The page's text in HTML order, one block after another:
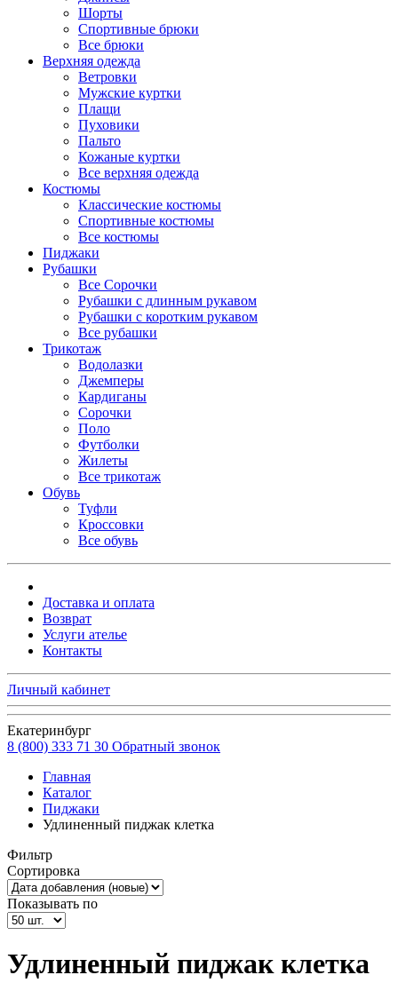
Шорты
Спортивные брюки
Все брюки
Верхняя одежда
Ветровки
Мужские куртки
Плащи
Пуховики
Пальто
Кожаные куртки
Все верхняя одежда
Костюмы
Классические костюмы
Спортивные костюмы
Все костюмы
Пиджаки
Рубашки
Все Сорочки
Рубашки с длинным рукавом
Рубашки с коротким рукавом
Все рубашки
Трикотаж
Водолазки
Джемперы
Кардиганы
Сорочки
Поло
Футболки
Жилеты
Все трикотаж
Обувь
Туфли
Кроссовки
Все обувь
Доставка и оплата
Возврат
Услуги ателье
Контакты
Личный кабинет
Екатеринбург
8 (800) 333 71 30 Обратный звонок
Главная
Каталог
Пиджаки
Удлиненный пиджак клетка
Фильтр
Сортировка
Показывать по
Удлиненный пиджак клетка